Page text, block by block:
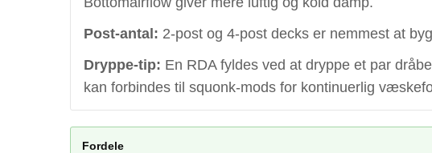
Post-antal: 2-post og 4-post decks er nemmest at
Dryppe-tip: En RDA fyldes ved at dryppe et par
kan forbindes til squonk-mods for kontinuerlig
Fordele